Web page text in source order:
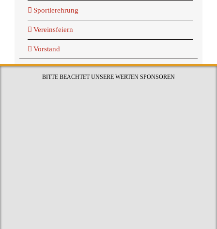
Sportlerehrung
Vereinsfeiern
Vorstand
BITTE BEACHTET UNSERE WERTEN SPONSOREN